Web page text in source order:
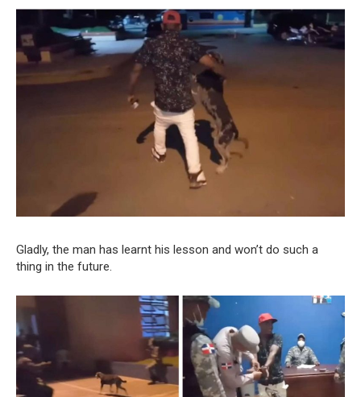
Gladly, the man has learnt his lesson and won’t do such a
thing in the future.